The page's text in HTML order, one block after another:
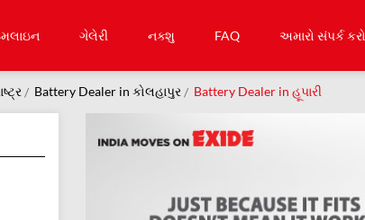
ગેલેરી નક્શુ FAQ અમારો સંપર્ક કરો
Battery Dealer in કોલહાપુર Battery Dealer in હૂપારી